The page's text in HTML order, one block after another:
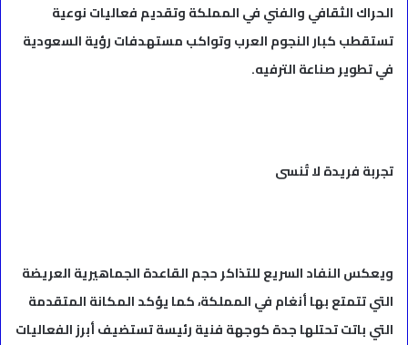
الحراك الثقافي والفني في المملكة وتقديم فعاليات نوعية
تستقطب كبار النجوم العرب وتواكب مستهدفات رؤية السعودية
في تطوير صناعة الترفيه.
تجربة فريدة لا تُنسى
ويعكس النفاد السريع للتذاكر حجم القاعدة الجماهيرية العريضة
التي تتمتع بها أنغام في المملكة، كما يؤكد المكانة المتقدمة
التي باتت تحتلها جدة كوجهة فنية رئيسة تستضيف أبرز الفعاليات